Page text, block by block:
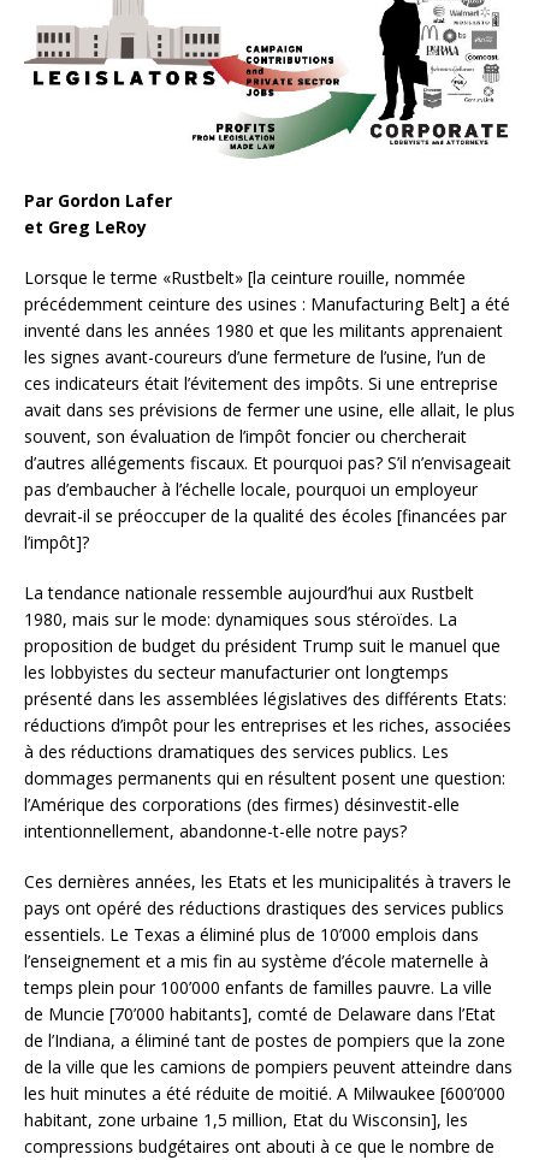
Par Gordon Lafer
et Greg LeRoy
Lorsque le terme «Rustbelt» [la ceinture rouille, nommée
précédemment ceinture des usines : Manufacturing Belt] a été
inventé dans les années 1980 et que les militants apprenaient
les signes avant-coureurs d’une fermeture de l’usine, l’un de
ces indicateurs était l’évitement des impôts. Si une entreprise
avait dans ses prévisions de fermer une usine, elle allait, le plus
souvent, son évaluation de l’impôt foncier ou chercherait
d’autres allégements fiscaux. Et pourquoi pas? S’il n’envisageait
pas d’embaucher à l’échelle locale, pourquoi un employeur
devrait-il se préoccuper de la qualité des écoles [financées par
l’impôt]?
La tendance nationale ressemble aujourd’hui aux Rustbelt
1980, mais sur le mode: dynamiques sous stéroïdes. La
proposition de budget du président Trump suit le manuel que
les lobbyistes du secteur manufacturier ont longtemps
présenté dans les assemblées législatives des différents Etats:
réductions d’impôt pour les entreprises et les riches, associées
à des réductions dramatiques des services publics. Les
dommages permanents qui en résultent posent une question:
l’Amérique des corporations (des firmes) désinvestit-elle
intentionnellement, abandonne-t-elle notre pays?
Ces dernières années, les Etats et les municipalités à travers le
pays ont opéré des réductions drastiques des services publics
essentiels. Le Texas a éliminé plus de 10’000 emplois dans
l’enseignement et a mis fin au système d’école maternelle à
temps plein pour 100’000 enfants de familles pauvre. La ville
de Muncie [70’000 habitants], comté de Delaware dans l’Etat
de l’Indiana, a éliminé tant de postes de pompiers que la zone
de la ville que les camions de pompiers peuvent atteindre dans
les huit minutes a été réduite de moitié. A Milwaukee [600’000
habitant, zone urbaine 1,5 million, Etat du Wisconsin], les
compressions budgétaires ont abouti à ce que le nombre de